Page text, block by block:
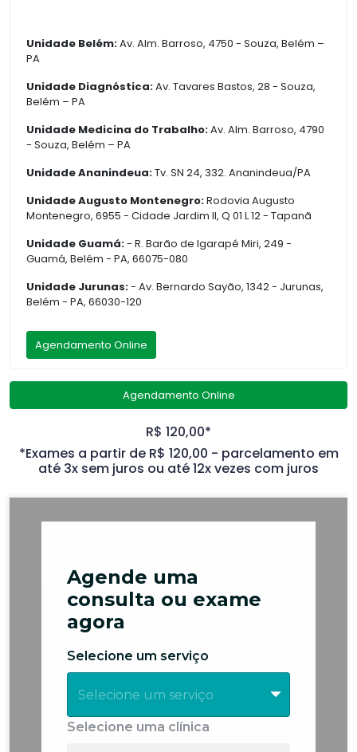
Unidade Belém:Av. Alm. Barroso, 4750 - Souza, Belém –
PA
Unidade Diagnóstica:Av. Tavares Bastos, 28 - Souza,
Belém – PA
Unidade Medicina do Trabalho:Av. Alm. Barroso, 4790
- Souza, Belém – PA
Unidade Ananindeua:Tv. SN 24, 332. Ananindeua/PA
Unidade Augusto Montenegro:Rodovia Augusto
Montenegro, 6955 - Cidade Jardim II, Q 01 L 12 - Tapanã
Unidade Guamá:- R. Barão de Igarapé Miri, 249 -
Guamá, Belém - PA, 66075-080
Unidade Jurunas:- Av. Bernardo Sayão, 1342 - Jurunas,
Belém - PA, 66030-120
Agendamento Online
Agendamento Online
R$ 120,00*
*Exames a partir de R$ 120,00 - parcelamento em
até 3x sem juros ou até 12x vezes com juros